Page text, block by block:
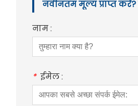
नवीनतम मूल्य प्राप्त
नाम :
* ईमेल :